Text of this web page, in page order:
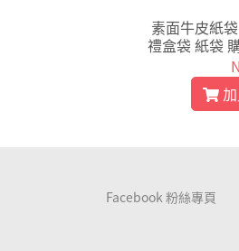
素面牛皮紙
禮盒袋 紙袋
袋 蛋糕盒袋
Facebook 粉絲專頁